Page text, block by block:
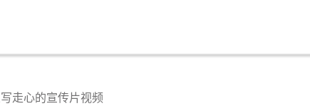
走心的宣传片视频